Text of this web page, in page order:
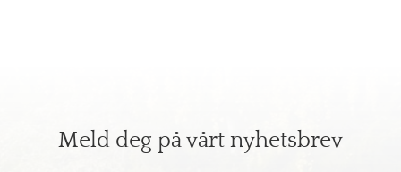
Meld deg på vårt nyhetsbrev